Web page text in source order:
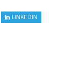
LINKEDIN